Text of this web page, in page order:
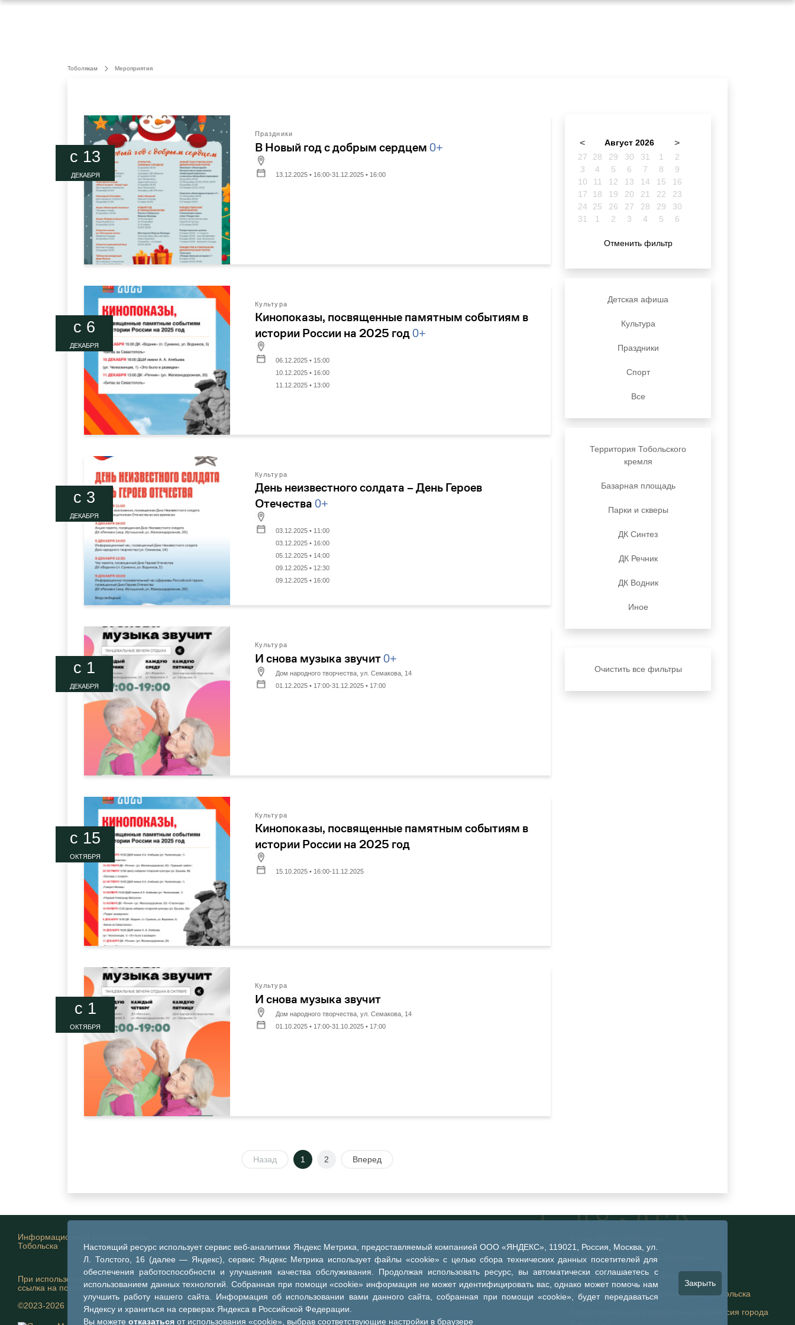
Настоящий ресурс использует сервис веб-аналитики Яндекс Метрика, предоставляемый компанией ООО «ЯНДЕКС», 119021, Россия, Москва, ул.
Л. Толстого, 16 (далее — Яндекс), сервис Яндекс Метрика использует файлы «cookie» с целью сбора технических данных посетителей для
обеспечения работоспособности и улучшения качества обслуживания. Продолжая использовать ресурс, вы автоматически соглашаетесь с
использованием данных технологий. Собранная при помощи «cookie» информация не может идентифицировать вас, однако может помочь нам
улучшить работу нашего сайта. Информация об использовании вами данного сайта, собранная при помощи «cookie», будет передаваться
Яндексу и храниться на серверах Яндекса в Российской Федерации.
Вы можете отказаться от использования «cookie», выбрав соответствующие настройки в браузере
Закрыть
Тоболякам Мероприятия
c 13
ДЕКАБРЯ
Праздники
В Новый год с добрым сердцем 0+
13.12.2025 • 16:00-31.12.2025 • 16:00
c 6
ДЕКАБРЯ
Культура
Кинопоказы, посвященные памятным событиям в
истории России на 2025 год0+
06.12.2025 • 15:00
10.12.2025 • 16:00
11.12.2025 • 13:00
c 3
ДЕКАБРЯ
Культура
День неизвестного солдата – День Героев
Отечества 0+
03.12.2025 • 11:00
03.12.2025 • 16:00
05.12.2025 • 14:00
09.12.2025 • 12:30
09.12.2025 • 16:00
c 1
ДЕКАБРЯ
Культура
И снова музыка звучит0+
Дом народного творчества, ул. Семакова, 14
01.12.2025 • 17:00-31.12.2025 • 17:00
c 15
ОКТЯБРЯ
Культура
Кинопоказы, посвященные памятным событиям в
истории России на 2025 год
15.10.2025 • 16:00-11.12.2025
c 1
ОКТЯБРЯ
Культура
И снова музыка звучит
Дом народного творчества, ул. Семакова, 14
01.10.2025 • 17:00-31.10.2025 • 17:00
Назад 1 2 Вперед
< Август 2026 >
27 28 29 30 31 1
2
3
4 5 6 7 8
9
10
11 12 13 14 15
16
17
18 19 20 21 22
23
24
25 26 27 28 29
30
31
1 2 3 4 5 6
Отменить фильтр
Детская афиша
Культура
Праздники
Спорт
Все
Территория Тобольского
кремля
Базарная площадь
Парки и скверы
ДК Синтез
ДК Речник
ДК Водник
Иное
Очистить все фильтры
Информационный портал города
Тобольска
При использовании материалов
ссылка на портал обязательна
©2023-2026
Администрация города Тобольска
Тобольская городская дума
Контрольно-счетная палата города Тобольска
Территориальная избирательная комиссия города